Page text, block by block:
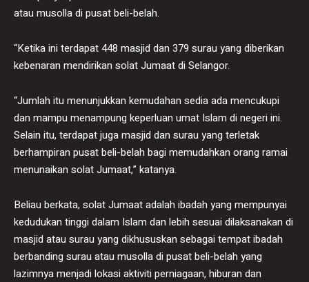
atau musolla di pusat beli-belah.
“Ketika ini terdapat 448 masjid dan 379 surau yang diberikan
kebenaran mendirikan solat Jumaat di Selangor.
“Jumlah itu menunjukkan kemudahan sedia ada mencukupi
dan mampu menampung keperluan umat Islam di negeri ini.
Selain itu, terdapat juga masjid dan surau yang terletak
berhampiran pusat beli-belah bagi memudahkan orang ramai
menunaikan solat Jumaat,” katanya.
Beliau berkata, solat Jumaat adalah ibadah yang mempunyai
kedudukan tinggi dalam Islam dan lebih sesuai dilaksanakan di
masjid atau surau yang dikhususkan sebagai tempat ibadah
berbanding surau atau musolla di pusat beli-belah yang
lazimnya menjadi lokasi aktiviti perniagaan, hiburan dan